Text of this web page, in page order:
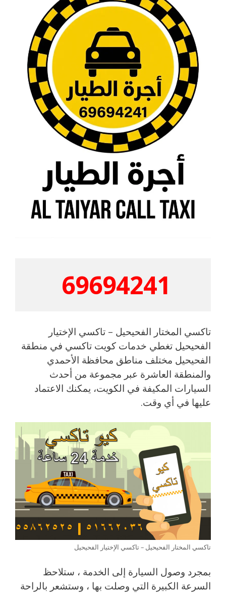
69694241
تاكسي المختار الفحيحيل – تاكسي الإختيار
الفحيحيل تغطي خدمات كويت تاكسي في منطقة
الفحيحيل مختلف مناطق محافظة الأحمدي
والمنطقة العاشرة عبر مجموعة من أحدث
السيارات المكيفة في الكويت، يمكنك الاعتماد
عليها في أي وقت.
تاكسي المختار الفحيحيل – تاكسي الإختيار الفحيحيل
بمجرد وصول السيارة إلى الخدمة ، ستلاحظ
السرعة الكبيرة التي وصلت بها ، وستشعر بالراحة